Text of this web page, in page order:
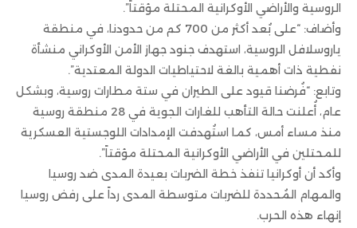
الروسية والأراضي الأوكرانية المحتلة مؤقتاً”.
وأضاف: “على بُعد أكثر من 700 كم من حدودنا، في منطقة
ياروسلافل الروسية، استهدف جنود جهاز الأمن الأوكراني منشأة
نفطية ذات أهمية بالغة لاحتياطيات الدولة المعتدية”.
وتابع: “فُرضنا قيود على الطيران في ستة مطارات روسية، وبشكل
عام، أُعلنت حالة التأهب للغارات الجوية في 28 منطقة روسية
منذ مساء أمس، كما استُهدفت الإمدادات اللوجستية العسكرية
للمحتلين في الأراضي الأوكرانية المحتلة مؤقتاً”.
وأكد أن أوكرانيا تنفذ خطة الضربات بعيدة المدى ضد روسيا
والمهام المُحددة للضربات متوسطة المدى رداً على رفض روسيا
إنهاء هذه الحرب.